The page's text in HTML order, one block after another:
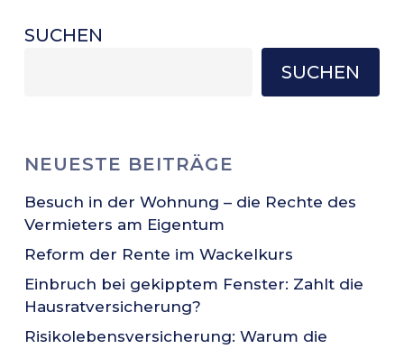
SUCHEN
SUCHEN
NEUESTE BEITRÄGE
Besuch in der Wohnung – die Rechte des
Vermieters am Eigentum
Reform der Rente im Wackelkurs
Einbruch bei gekipptem Fenster: Zahlt die
Hausratversicherung?
Risikolebensversicherung: Warum die